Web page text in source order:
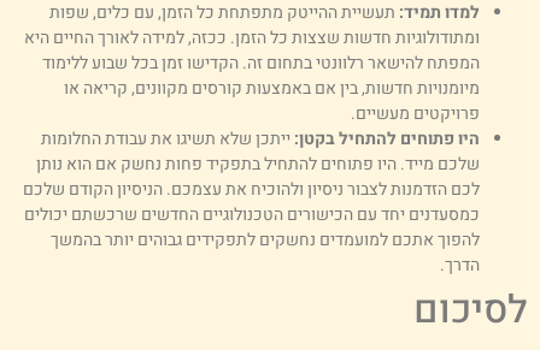
למדו תמיד:תעשיית ההייטק מתפתחת כל הזמן, עם כלים, שפות
ומתודולוגיות חדשות שצצות כל הזמן. ככזה, למידה לאורך החיים היא
המפתח להישאר רלוונטי בתחום זה. הקדישו זמן בכל שבוע ללימוד
מיומנויות חדשות, בין אם באמצעות קורסים מקוונים, קריאה או
פרויקטים מעשיים.
היו פתוחים להתחיל בקטן:ייתכן שלא תשיגו את עבודת החלומות
שלכם מייד. היו פתוחים להתחיל בתפקיד פחות נחשק אם הוא נותן
לכם הזדמנות לצבור ניסיון ולהוכיח את עצמכם. הניסיון הקודם שלכם
כמסעדנים יחד עם הכישורים הטכנולוגיים החדשים שרכשתם יכולים
להפוך אתכם למועמדים נחשקים לתפקידים גבוהים יותר בהמשך
הדרך.